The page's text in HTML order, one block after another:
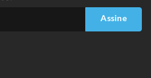
Assine